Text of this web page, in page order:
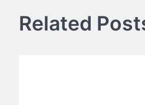
Related